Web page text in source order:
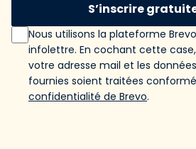
S’inscrire
Nous utilisons la plateforme
infolettre. En cochant cette
votre adresse mail et les
fournies soient traitées
confidentialité de Brevo.